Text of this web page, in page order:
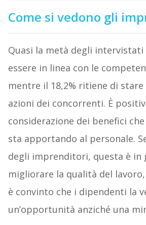
Come si vedono gli
Quasi la metà degli intervistati
essere in linea con le
mentre il 18,2% ritiene di
azioni dei concorrenti. È
considerazione dei benefici
sta apportando al personale.
degli imprenditori, questa è in
migliorare la qualità del
è convinto che i dipendenti la
un’opportunità anziché una